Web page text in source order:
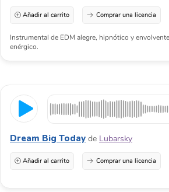
Añadir al carrito Comprar una licencia
Instrumental de EDM alegre, hipnótico y
enérgico.
Dream Big Today de Lubarsky
Añadir al carrito Comprar una licencia